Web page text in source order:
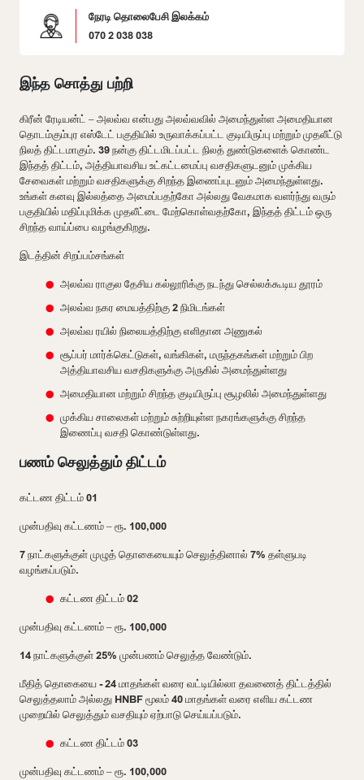
நேரடி தொலைபேசி இலக்கம்
070 2 038 038
இந்த சொத்து பற்றி
கிரீன் ரேடியன்ட் – அலவ்வ என்பது அலவ்வவில் அமைந்துள்ள அமைதியான
தொடம்கும்புர எஸ்டேட் பகுதியில் உருவாக்கப்பட்ட குடியிருப்பு மற்றும் முதலீட்டு
நிலத் திட்டமாகும். 39 நன்கு திட்டமிடப்பட்ட நிலத் துண்டுகளைக் கொண்ட
இந்தத் திட்டம், அத்தியாவசிய உட்கட்டமைப்பு வசதிகளுடனும் முக்கிய
சேவைகள் மற்றும் வசதிகளுக்கு சிறந்த இணைப்புடனும் அமைந்துள்ளது.
உங்கள் கனவு இல்லத்தை அமைப்பதற்கோ அல்லது வேகமாக வளர்ந்து வரும்
பகுதியில் மதிப்புமிக்க முதலீட்டை மேற்கொள்வதற்கோ, இந்தத் திட்டம் ஒரு
சிறந்த வாய்ப்பை வழங்குகிறது.
இடத்தின் சிறப்பம்சங்கள்
அலவ்வ ராகுல தேசிய கல்லூரிக்கு நடந்து செல்லக்கூடிய தூரம்
அலவ்வ நகர மையத்திற்கு 2 நிமிடங்கள்
அலவ்வ ரயில் நிலையத்திற்கு எளிதான அணுகல்
சூப்பர் மார்க்கெட்டுகள், வங்கிகள், மருந்தகங்கள் மற்றும் பிற
அத்தியாவசிய வசதிகளுக்கு அருகில் அமைந்துள்ளது
அமைதியான மற்றும் சிறந்த குடியிருப்பு சூழலில் அமைந்துள்ளது
முக்கிய சாலைகள் மற்றும் சுற்றியுள்ள நகரங்களுக்கு சிறந்த
இணைப்பு வசதி கொண்டுள்ளது.
பணம் செலுத்தும் திட்டம்
கட்டண திட்டம் 01
முன்பதிவு கட்டணம் – ரூ. 100,000
7 நாட்களுக்குள் முழுத் தொகையையும் செலுத்தினால் 7% தள்ளுபடி
வழங்கப்படும்.
கட்டண திட்டம் 02
முன்பதிவு கட்டணம் – ரூ. 100,000
14 நாட்களுக்குள் 25% முன்பணம் செலுத்த வேண்டும்.
மீதித் தொகையை - 24 மாதங்கள் வரை வட்டியில்லா தவணைத் திட்டத்தில்
செலுத்தலாம் அல்லது HNBF மூலம் 40 மாதங்கள் வரை எளிய கட்டண
முறையில் செலுத்தும் வசதியும் ஏற்பாடு செய்யப்படும்.
கட்டண திட்டம் 03
முன்பதிவு கட்டணம் – ரூ. 100,000